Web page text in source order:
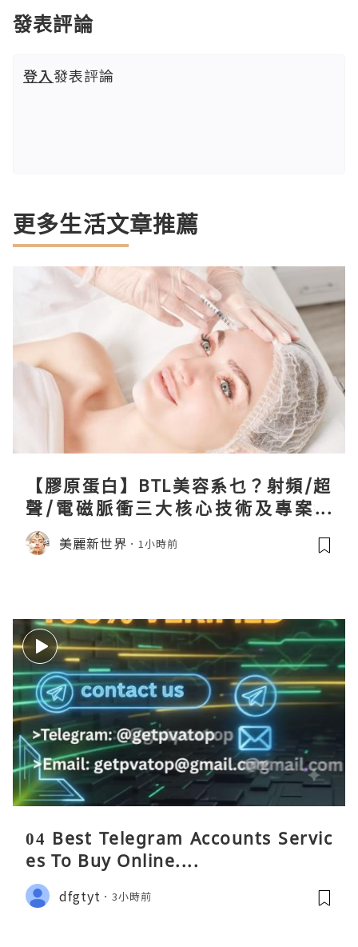
發表評論
登入發表評論
更多生活文章推薦
【膠原蛋白】BTL美容系乜？射頻/超
聲/電磁脈衝三大核心技術及專案盤
點！
美麗新世界 1小時前
04 Best Telegram Accounts Servic
es To Buy Online....
dfgtyt 3小時前